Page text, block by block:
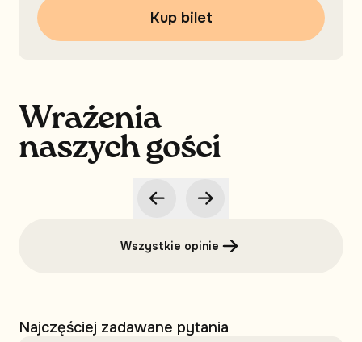
Kup bilet
Wrażenia
naszych gości
Wszystkie opinie
Najczęściej zadawane pytania